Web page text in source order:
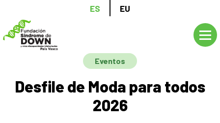
contenido
principal
ES EU
Eventos
Desfile de Moda para todos
2026